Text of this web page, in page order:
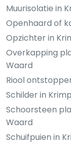
Muurisolatie in
Openhaard of
Opzichter in
Overkapping
Waard
Riool
Schilder in
Schoorsteen
Waard
Schuifpuien in